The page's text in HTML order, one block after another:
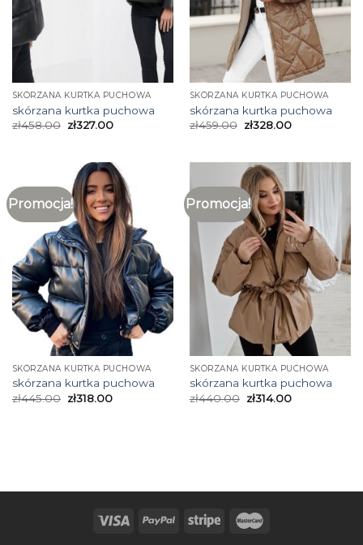
SKÓRZANA KURTKA PUCHOWA
skórzana kurtka puchowa
zł458.00 zł327.00
SKÓRZANA KURTKA PUCHOWA
skórzana kurtka puchowa
zł459.00 zł328.00
Promocja!
SKÓRZANA KURTKA PUCHOWA
skórzana kurtka puchowa
zł445.00 zł318.00
Promocja!
SKÓRZANA KURTKA PUCHOWA
skórzana kurtka puchowa
zł440.00 zł314.00